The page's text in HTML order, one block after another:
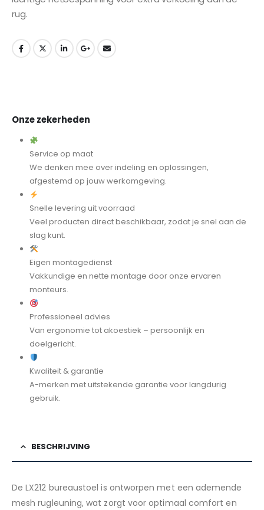
rug.
Onze zekerheden
Service op maat
We denken mee over indeling en oplossingen,
afgestemd op jouw werkomgeving.
Snelle levering uit voorraad
Veel producten direct beschikbaar, zodat je snel aan de
slag kunt.
Eigen montagedienst
Vakkundige en nette montage door onze ervaren
monteurs.
Professioneel advies
Van ergonomie tot akoestiek – persoonlijk en
doelgericht.
Kwaliteit & garantie
A-merken met uitstekende garantie voor langdurig
gebruik.
BESCHRIJVING
De LX212 bureaustoel is ontworpen met een ademende
mesh rugleuning, wat zorgt voor optimaal comfort en